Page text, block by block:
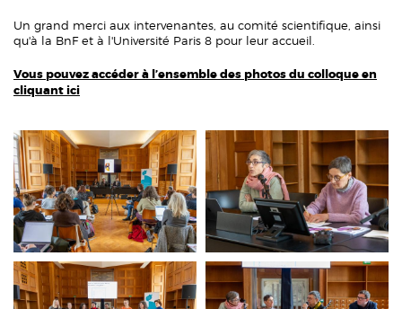
Un grand merci aux intervenantes, au comité scientifique, ainsi
qu'à la BnF et à l'Université Paris 8 pour leur accueil.
Vous pouvez accéder à l’ensemble des photos du colloque en
cliquant ici